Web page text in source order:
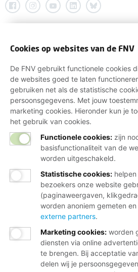
Cookies op websites van de FNV
De FNV gebruikt functionele cookies
de websites goed te laten
gebruiken net als de statistische
persoonsgegevens. Met jouw
marketing cookies. Hieronder kun je
het gebruik van cookies.
Functionele cookies: zijn
basisfunctionaliteit van de
worden uitgeschakeld.
Statistische cookies:
bezoekers onze website
(paginaweergaven,
worden anoniem gemeten
externe partners.
Marketing cookies: worden
diensten via online
te brengen. Bij acceptatie
delen wij je